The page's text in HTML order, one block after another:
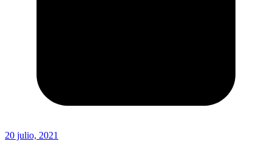
20 julio, 2021